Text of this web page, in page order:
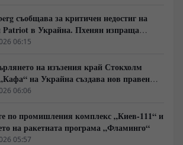
съобщава за критичен недостиг на
Patriot в Украйна. Пхенян изпраща
Русия в замяна на военни технологии
06:15
на изъзения край Стокхолм
на Украйна създава нов правен
Балтика
06:06
по промишления комплекс „Киев-111“ и
на ракетната програма „Фламинго“
05:57